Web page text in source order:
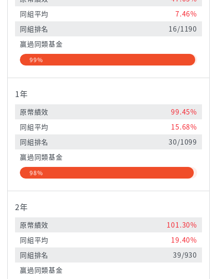
同組平均
7.46%
同組排名
16/1190
贏過同類基金
99%
1年
原幣績效
99.45%
同組平均
15.68%
同組排名
30/1099
贏過同類基金
98%
2年
原幣績效
101.30%
同組平均
19.40%
同組排名
39/930
贏過同類基金